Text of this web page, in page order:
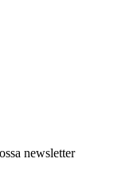
newsletter